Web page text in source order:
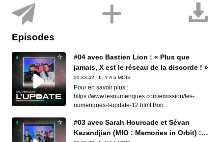
Episodes
#04 avec Bastien Lion : « Plus que
jamais, X est le réseau de la discorde ! »
00:33:42 - IL Y A 6 MOIS
Pour en savoir plus :
https://www.lesnumeriques.com/emission/les-
numeriques-l-update-12.html Bon...
#03 avec Sarah Hourcade et Sévan
Kazandjian (MIO : Memories in Orbit) : «